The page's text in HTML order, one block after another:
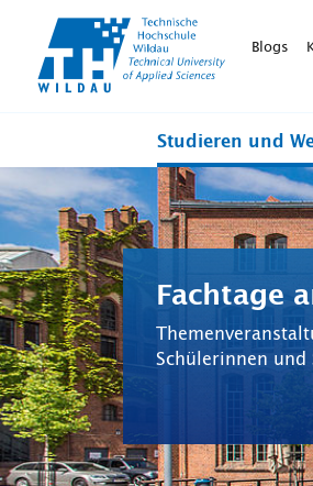
WildauBlogs
Studieren und
Fachtage
Schülerinnen und